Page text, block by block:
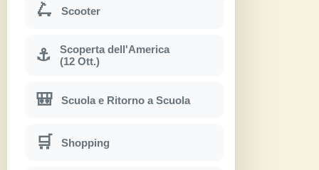
🛴 Scooter
⚓
Scoperta dell'America
(12 Ott.)
🎒 Scuola e Ritorno a Scuola
🛒 Shopping